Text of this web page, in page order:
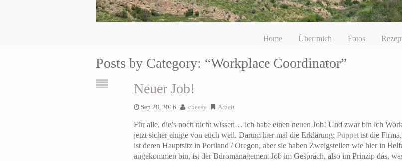
Home Über mich Fotos
Posts by Category: “Workplace Coordinator”
Neuer Job!
Sep 28, 2016 cheesy Arbeit
Für alle, die’s noch nicht wissen… ich habe einen neuen Job! Und zwar bin ich
jetzt sicher einige von euch weil. Darum hier mal die Erklärung: Puppetist die
ist deren Hauptsitz in Portland / Oregon, aber sie haben Zweigstellen wie hier in
angekommen bin, ist der Büromanagement Job im Gespräch, also im Prinzip das,